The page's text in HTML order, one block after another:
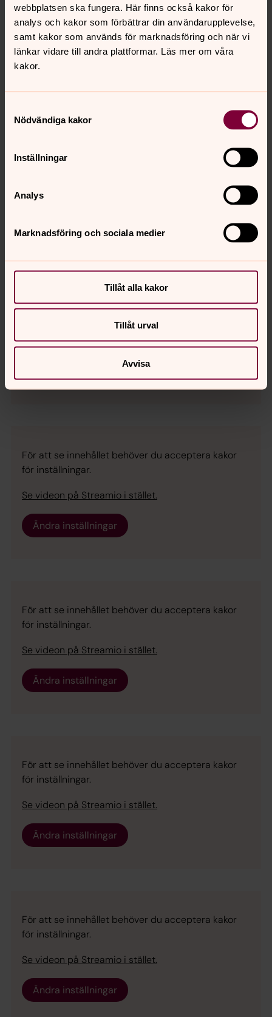
webbplatsen ska fungera. Här finns också kakor för
analys och kakor som förbättrar din användarupplevelse,
samt kakor som används för marknadsföring och när vi
länkar vidare till andra plattformar. Läs mer om våra
kakor.
Nödvändiga kakor
Inställningar
Analys
Marknadsföring och sociala medier
Tillåt alla kakor
Tillåt urval
Avvisa
för inställningar.
Se videon på Streamio i stället.
Ändra inställningar
För att se innehållet behöver du acceptera kakor
för inställningar.
För att se innehållet behöver du acceptera kakor
Se videon på Streamio i stället.
För att se innehållet behöver du acceptera kakor
för inställningar.
Se videon på Streamio i stället.
Ändra inställningar
För att se innehållet behöver du acceptera kakor
för inställningar.
Se videon på Streamio i stället.
Ändra inställningar
För att se innehållet behöver du acceptera kakor
för inställningar.
Se videon på Streamio i stället.
Ändra inställningar
För att se innehållet behöver du acceptera kakor
för inställningar.
Se videon på Streamio i stället.
Ändra inställningar